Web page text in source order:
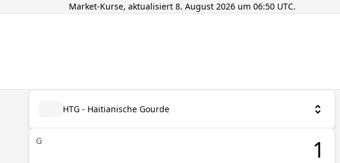
Market-Kurse, aktualisiert 8. August 2026 um 06:50 UTC.
HTG - Haitianische Gourde
G